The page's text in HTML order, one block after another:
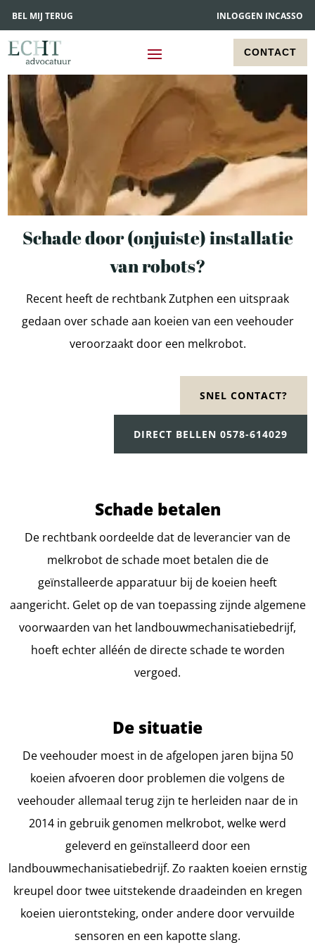
BEL MIJ TERUG INLOGGEN INCASSO
CONTACT
Schade door (onjuiste) installatie
van robots?
Recent heeft de rechtbank Zutphen een uitspraak
gedaan over schade aan koeien van een veehouder
veroorzaakt door een melkrobot.
SNEL CONTACT?
DIRECT BELLEN 0578-614029
Schade betalen
De rechtbank oordeelde dat de leverancier van de
melkrobot de schade moet betalen die de
geïnstalleerde apparatuur bij de koeien heeft
aangericht. Gelet op de van toepassing zijnde algemene
voorwaarden van het landbouwmechanisatiebedrijf,
hoeft echter alléén de directe schade te worden
vergoed.
De situatie
De veehouder moest in de afgelopen jaren bijna 50
koeien afvoeren door problemen die volgens de
veehouder allemaal terug zijn te herleiden naar de in
2014 in gebruik genomen melkrobot, welke werd
geleverd en geïnstalleerd door een
landbouwmechanisatiebedrijf. Zo raakten koeien ernstig
kreupel door twee uitstekende draadeinden en kregen
koeien uierontsteking, onder andere door vervuilde
sensoren en een kapotte slang.